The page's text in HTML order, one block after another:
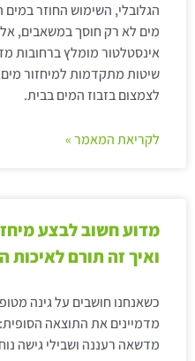
הגלובלי, השימוש החוזר
מים לא רק חוסך במשאבים,
אינסטלטור מומלץ ברחובות
שיטות מתקדמות למיחזור
לצמצום בזבוז המים בבית.
לקריאת המאמר »
מדוע חשוב לבצע
ואיך זה תורם לאיכות
כשאנחנו חושבים על גינה
מדמיינים את התוצאה
מדשאה רעננה ושבילי גישה